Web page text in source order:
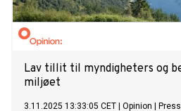
Lav tillit til myndigheters og
miljøet
3.11.2025 13:33:05 CET Opinion